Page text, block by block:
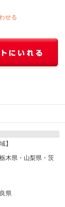
せる
】
木県・山梨県・茨
県